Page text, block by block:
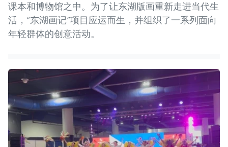
课本和博物馆之中。为了让东湖版画重新走进当代生
活，“东湖画记”项目应运而生，并组织了一系列面向
年轻群体的创意活动。